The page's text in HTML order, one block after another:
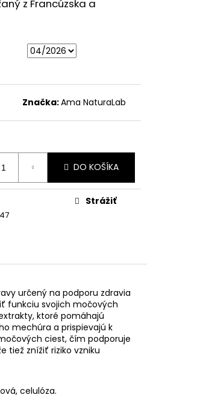
z Francúzska a
Značka:Ama NaturaLab
DO KOŠÍKA
Strážiť
určený na podporu zdravia
funkciu svojich močových
ktoré pomáhajú
mechúra a prispievajú k
ciest, čím podporuje
tiež znížiť riziko vzniku
celulóza.